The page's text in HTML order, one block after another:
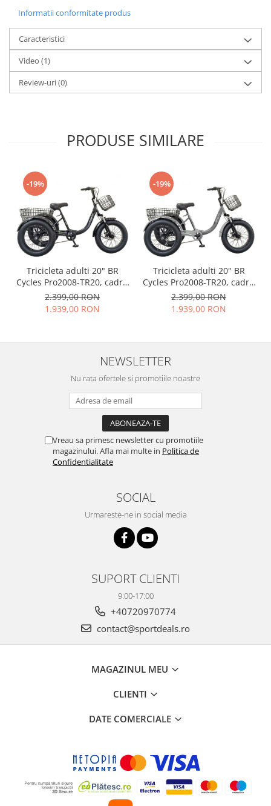
Informatii conformitate produs
Caracteristici
Video (1)
Review-uri(0)
PRODUSE SIMILARE
-19%
Tricicleta adulti 20" BR
Cycles Pro2008-TR20, cadru
otel 16", frane disc, 7 viteze,
negru
2.399,00 RON
1.939,00 RON
-19%
Tricicleta adulti 20" BR
Cycles Pro2008-TR20, cadru
otel 15", frane disc, 7 viteze,
gri
2.399,00 RON
1.939,00 RON
NEWSLETTER
Nu rata ofertele si promotiile noastre
Vreau sa primesc newsletter cu promotiile
magazinului. Afla mai multe in Politica de
Confidentialitate
SOCIAL
Urmareste-ne in social media
SUPORT CLIENTI
9:00-17:00
+40720970774
contact@sportdeals.ro
MAGAZINUL MEU
CLIENTI
DATE COMERCIALE